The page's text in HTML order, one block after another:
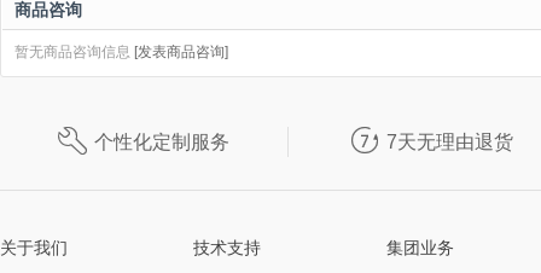
商品咨询
暂无商品咨询信息 [发表商品咨询]
 个性化定制服务  7天无理由退货
关于我们 技术支持 集团业务